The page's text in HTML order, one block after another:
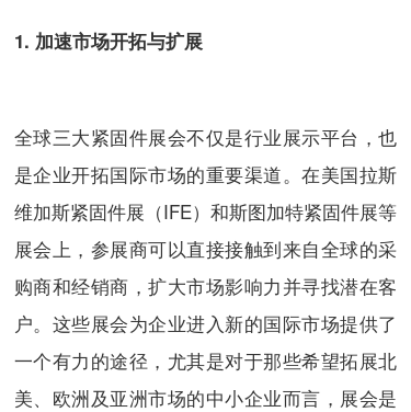
1. 加速市场开拓与扩展
全球三大紧固件展会不仅是行业展示平台，也
是企业开拓国际市场的重要渠道。在美国拉斯
维加斯紧固件展（IFE）和斯图加特紧固件展等
展会上，参展商可以直接接触到来自全球的采
购商和经销商，扩大市场影响力并寻找潜在客
户。这些展会为企业进入新的国际市场提供了
一个有力的途径，尤其是对于那些希望拓展北
美、欧洲及亚洲市场的中小企业而言，展会是